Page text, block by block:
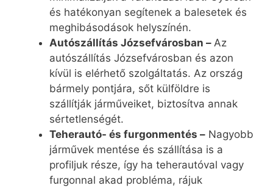
és hatékonyan segítenek a balesetek és
meghibásodások helyszínén.
Autószállítás Józsefvárosban – Az
autószállítás Józsefvárosban és azon
kívül is elérhető szolgáltatás. Az ország
bármely pontjára, sőt külföldre is
szállítják járműveiket, biztosítva annak
sértetlenségét.
Teherautó- és furgonmentés – Nagyobb
járművek mentése és szállítása is a
profiljuk része, így ha teherautóval vagy
furgonnal akad probléma, rájuk